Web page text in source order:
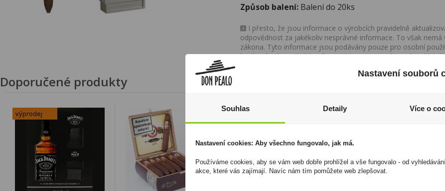
Způsob balení: Balení do 20ks
I přesto, že jsou informace o výrobcích pravidelně
odpovědnost za jakékoliv nesprávné informace. To však nemá
zákona. Tyto informace jsou podávány pouze pro osobní
kopírovány bez předchozího souhlasu DonPealo ani bez
Doporučené produkty
výprodej
Nastavení souborů
Souhlas Detaily Více o
Nastavení cookies: Aby všechno fungovalo, jak má.
Používáme cookies, aby se vám web dobře prohlížel a vše fungovalo - od
akce, které vás zajímají. Navíc nám tím pomůžete web zlepšovat.